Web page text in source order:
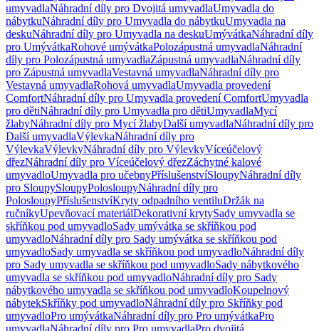
umyvadlaNáhradní díly pro Dvojitá umyvadlaUmyvadla do
nábytkuNáhradní díly pro Umyvadla do nábytkuUmyvadla na
deskuNáhradní díly pro Umyvadla na deskuUmývátkaNáhradní díly
pro UmývátkaRohové umývátkaPolozápustná umyvadlaNáhradní
díly pro Polozápustná umyvadlaZápustná umyvadlaNáhradní díly
pro Zápustná umyvadlaVestavná umyvadlaNáhradní díly pro
Vestavná umyvadlaRohová umyvadlaUmyvadla provedení
ComfortNáhradní díly pro Umyvadla provedení ComfortUmyvadla
pro dětiNáhradní díly pro Umyvadla pro dětiUmyvadlaMycí
žlabyNáhradní díly pro Mycí žlabyDalší umyvadlaNáhradní díly pro
Další umyvadlaVýlevkaNáhradní díly pro
VýlevkaVýlevkyNáhradní díly pro VýlevkyVíceúčelový
dřezNáhradní díly pro Víceúčelový dřezZáchytné kalové
umyvadloUmyvadla pro učebnyPříslušenstvíSloupyNáhradní díly
pro SloupySloupyPolosloupyNáhradní díly pro
PolosloupyPříslušenstvíKryty odpadního ventiluDržák na
ručníkyUpevňovací materiálDekorativní krytySady umyvadla se
skříňkou pod umyvadloSady umývátka se skříňkou pod
umyvadloNáhradní díly pro Sady umývátka se skříňkou pod
umyvadloSady umyvadla se skříňkou pod umyvadloNáhradní díly
pro Sady umyvadla se skříňkou pod umyvadloSady nábytkového
umyvadla se skříňkou pod umyvadloNáhradní díly pro Sady
nábytkového umyvadla se skříňkou pod umyvadloKoupelnový
nábytekSkříňky pod umyvadloNáhradní díly pro Skříňky pod
umyvadloPro umývátkaNáhradní díly pro Pro umývátkaPro
umyvadlaNáhradní díly pro Pro umyvadlaPro dvojitá